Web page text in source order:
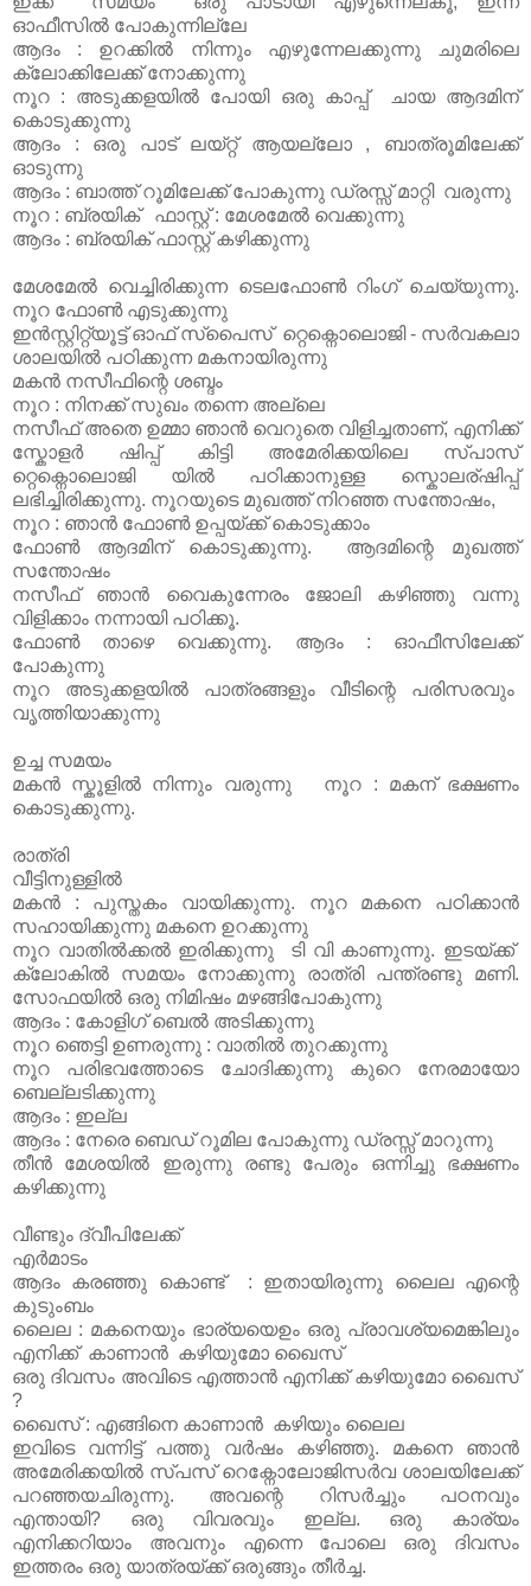
ഓഫീസിൽ പോകുന്നില്ലേ
ആദം : ഉറക്കിൽ നിന്നും എഴുന്നേലക്കുന്നു ചുമരിലെ
ക്ലോക്കിലേക്ക് നോക്കുന്നു
നൂറ : അടുക്കളയിൽ പോയി ഒരു കാപ്പ് ചായ ആദമിന്
കൊടുക്കുന്നു
ആദം : ഒരു പാട് ലയ്റ്റ് ആയല്ലോ , ബാത്രൂമിലേക്ക്
ഓടുന്നു
ആദം : ബാത്ത് റൂമിലേക്ക്‌ പോകുന്നു ഡ്രസ്സ്‌ മാറ്റി വരുന്നു
നൂറ : ബ്രയിക് ഫാസ്റ്റ് : മേശമേൽ വെക്കുന്നു
ആദം : ബ്രയിക് ഫാസ്റ്റ് കഴിക്കുന്നു
മേശമേൽ വെച്ചിരിക്കുന്ന ടെലഫോണ്‍ റിംഗ് ചെയ്യുന്നു.
നൂറ ഫോണ്‍ എടുക്കുന്നു
ഇൻസ്റ്റിറ്റ്യൂട്ട് ഓഫ് സ്പൈസ് റ്റെക്നൊലൊജി - സർവകലാ
ശാലയിൽ പഠിക്കുന്ന മകനായിരുന്നു
മകൻ നസീഫിന്റെ ശബ്ദം
നൂറ : നിനക്ക് സുഖം തന്നെ അല്ലെ
നസീഫ് അതെ ഉമ്മാ ഞാൻ വെറുതെ വിളിച്ചതാണ്, എനിക്ക്
സ്കോളർ ഷിപ്പ് കിട്ടി അമേരിക്കയിലെ സ്പാസ്
റ്റെക്നൊലൊജി യിൽ പഠിക്കാനുള്ള സ്കൊലര്ഷിപ്പ്
ലഭിച്ചിരിക്കുന്നു. നൂറയുടെ മുഖത്ത് നിറഞ്ഞ സന്തോഷം,
നൂറ : ഞാൻ ഫോണ്‍ ഉപ്പയ്ക്ക് കൊടുക്കാം
ഫോണ്‍ ആദമിന് കൊടുക്കുന്നു. ആദമിന്റെ മുഖത്ത്
സന്തോഷം
നസീഫ് ഞാൻ വൈകുന്നേരം ജോലി കഴിഞ്ഞു വന്നു
വിളിക്കാം നന്നായി പഠിക്കൂ.
ഫോണ്‍ താഴെ വെക്കുന്നു. ആദം : ഓഫീസിലേക്ക്
പോകുന്നു
നൂറ അടുക്കളയിൽ പാത്രങ്ങളും വീടിന്റെ പരിസരവും
വൃത്തിയാക്കുന്നു
ഉച്ച സമയം
മകൻ സ്കൂളിൽ നിന്നും വരുന്നു നൂറ : മകന് ഭക്ഷണം
കൊടുക്കുന്നു.
രാത്രി
വീട്ടിനുള്ളിൽ
മകൻ : പുസ്തകം വായിക്കുന്നു. നൂറ മകനെ പഠിക്കാൻ
സഹായിക്കുന്നു മകനെ ഉറക്കുന്നു
നൂറ വാതിൽക്കൽ ഇരിക്കുന്നു ടി വി കാണുന്നു. ഇടയ്ക്ക്
ക്ലോകിൽ സമയം നോക്കുന്നു രാത്രി പന്ത്രണ്ടു മണി.
സോഫയിൽ ഒരു നിമിഷം മഴങ്ങിപോകുന്നു
ആദം : കോളിഗ് ബെൽ അടിക്കുന്നു
നൂറ ഞെട്ടി ഉണരുന്നു : വാതിൽ തുറക്കുന്നു
നൂറ പരിഭവത്തോടെ ചോദിക്കുന്നു കുറെ നേരമായോ
ബെല്ലടിക്കുന്നു
ആദം : ഇല്ല
ആദം : നേരെ ബെഡ് റൂമില പോകുന്നു ഡ്രസ്സ്‌ മാറുന്നു
തീൻ മേശയിൽ ഇരുന്നു രണ്ടു പേരും ഒന്നിച്ചു ഭക്ഷണം
കഴിക്കുന്നു
വീണ്ടും ദ്വീപിലേക്ക്
എർമാടം
ആദം കരഞ്ഞു കൊണ്ട് : ഇതായിരുന്നു ലൈല എന്റെ
കുടുംബം
ലൈല : മകനെയും ഭാര്യയെഉം ഒരു പ്രാവശ്യമെങ്കിലും
എനിക്ക് കാണാൻ കഴിയുമോ ഖൈസ്
ഒരു ദിവസം അവിടെ എത്താൻ എനിക്ക് കഴിയുമോ ഖൈസ്
?
ഖൈസ് : എങ്ങിനെ കാണാൻ കഴിയും ലൈല
ഇവിടെ വന്നിട്ട് പത്തു വർഷം കഴിഞ്ഞു. മകനെ ഞാൻ
അമേരിക്കയിൽ സ്പസ് റെക്നോലോജിസർവ ശാലയിലേക്ക്
പറഞ്ഞയചിരുന്നു. അവന്റെ റിസർച്ചും പഠനവും
എന്തായി? ഒരു വിവരവും ഇല്ല. ഒരു കാര്യം
എനിക്കറിയാം അവനും എന്നെ പോലെ ഒരു ദിവസം
ഇത്തരം ഒരു യാത്രയ്ക്ക് ഒരുങ്ങും തീർച്ച.